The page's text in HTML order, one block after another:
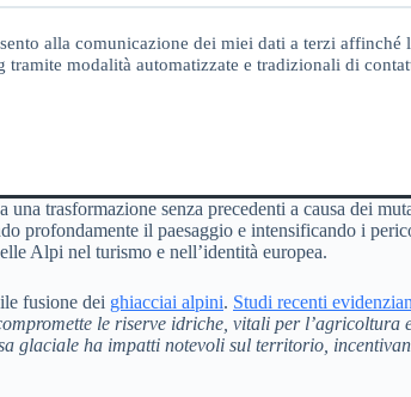
alla comunicazione dei miei dati a terzi
tramite modalità automatizzate e tradizionali di
trasformazione senza precedenti a causa dei
profondamente il paesaggio e intensificando i
Alpi nel turismo e nell’identità europea.
fusione dei ghiacciai alpini. Studi recenti
le riserve idriche, vitali per
glaciale ha impatti notevoli sul territorio,